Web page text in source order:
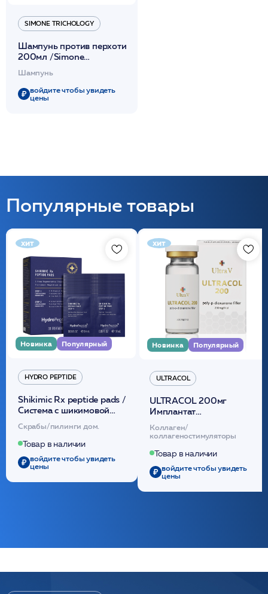
SIMONE TRICHOLOGY
Шампунь против перхоти
200мл /Simone
Шампунь
войдите чтобы увидеть
цены
Популярные товары
хит
Новинка Популярный
HYDRO PEPTIDE
Shikimic Rx peptide pads /
Cистема с шикимовой
кислотой обновляющая
(30шт) /HP
Скрабы/пилинги дом.
Товар в наличии
войдите чтобы увидеть
цены
хит
Новинка Популярный
ULTRACOL
ULTRACOL 200мг
Имплантат
внутридермальный,
стерильный на основе
полидиоксанона
/ULTRACOL
Коллаген/
коллагеностимуляторы
Товар в наличии
войдите чтобы увидеть
цены